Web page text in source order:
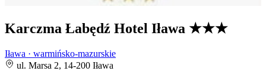
Karczma Łabędź Hotel Iława ★★★
Iława · warmińsko-mazurskie
ul. Marsa 2, 14-200 Iława